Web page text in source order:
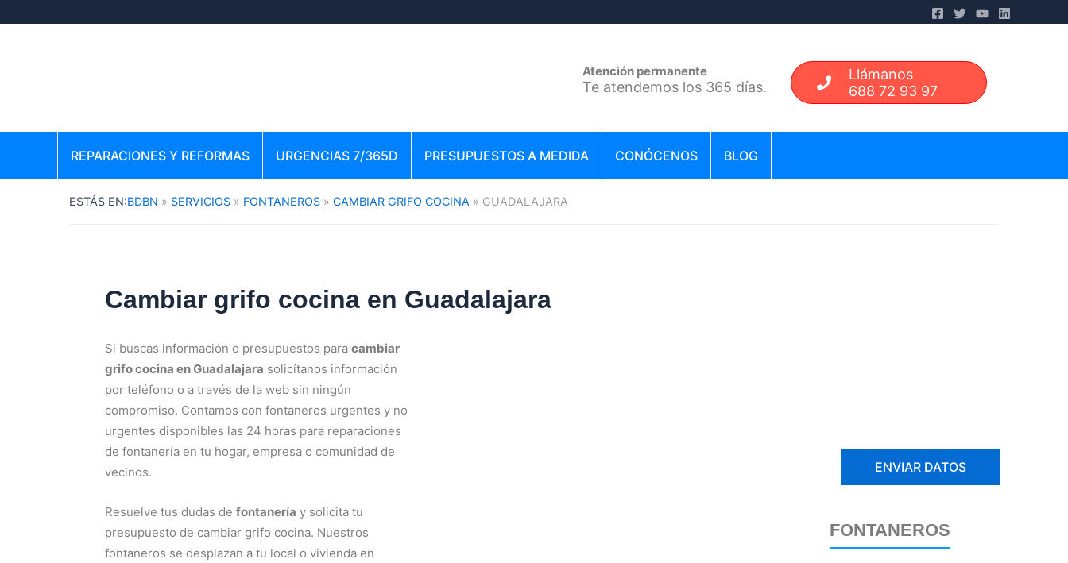
Atención permanente
Te atendemos los 365 días.
Llámanos
688 72 93 97
REPARACIONES Y REFORMAS URGENCIAS 7/365D PRESUPUESTOS A MEDIDA CONÓCENOS BLOG
BDBN SERVICIOS FONTANEROS CAMBIAR GRIFO COCINA GUADALAJARA
Cambiar grifo cocina en Guadalajara
Si buscas información o presupuestos para cambiar
grifo cocina en Guadalajara solicítanos información
por teléfono o a través de la web sin ningún
compromiso. Contamos con fontaneros urgentes y no
urgentes disponibles las 24 horas para reparaciones
de fontanería en tu hogar, empresa o comunidad de
vecinos.
Resuelve tus dudas de fontanería y solicita tu
presupuesto de cambiar grifo cocina. Nuestros
fontaneros se desplazan a tu local o vivienda en
FONTANEROS